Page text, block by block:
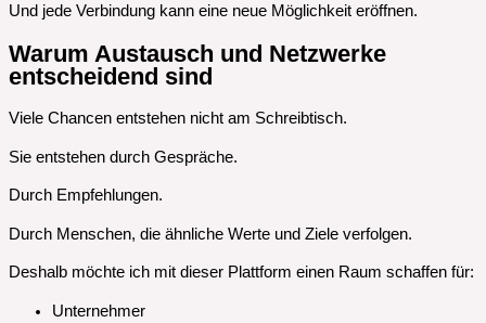
Und jede Verbindung kann eine neue Möglichkeit eröffnen.
Warum Austausch und Netzwerke
entscheidend sind
Viele Chancen entstehen nicht am Schreibtisch.
Sie entstehen durch Gespräche.
Durch Empfehlungen.
Durch Menschen, die ähnliche Werte und Ziele verfolgen.
Deshalb möchte ich mit dieser Plattform einen Raum schaffen für:
Unternehmer